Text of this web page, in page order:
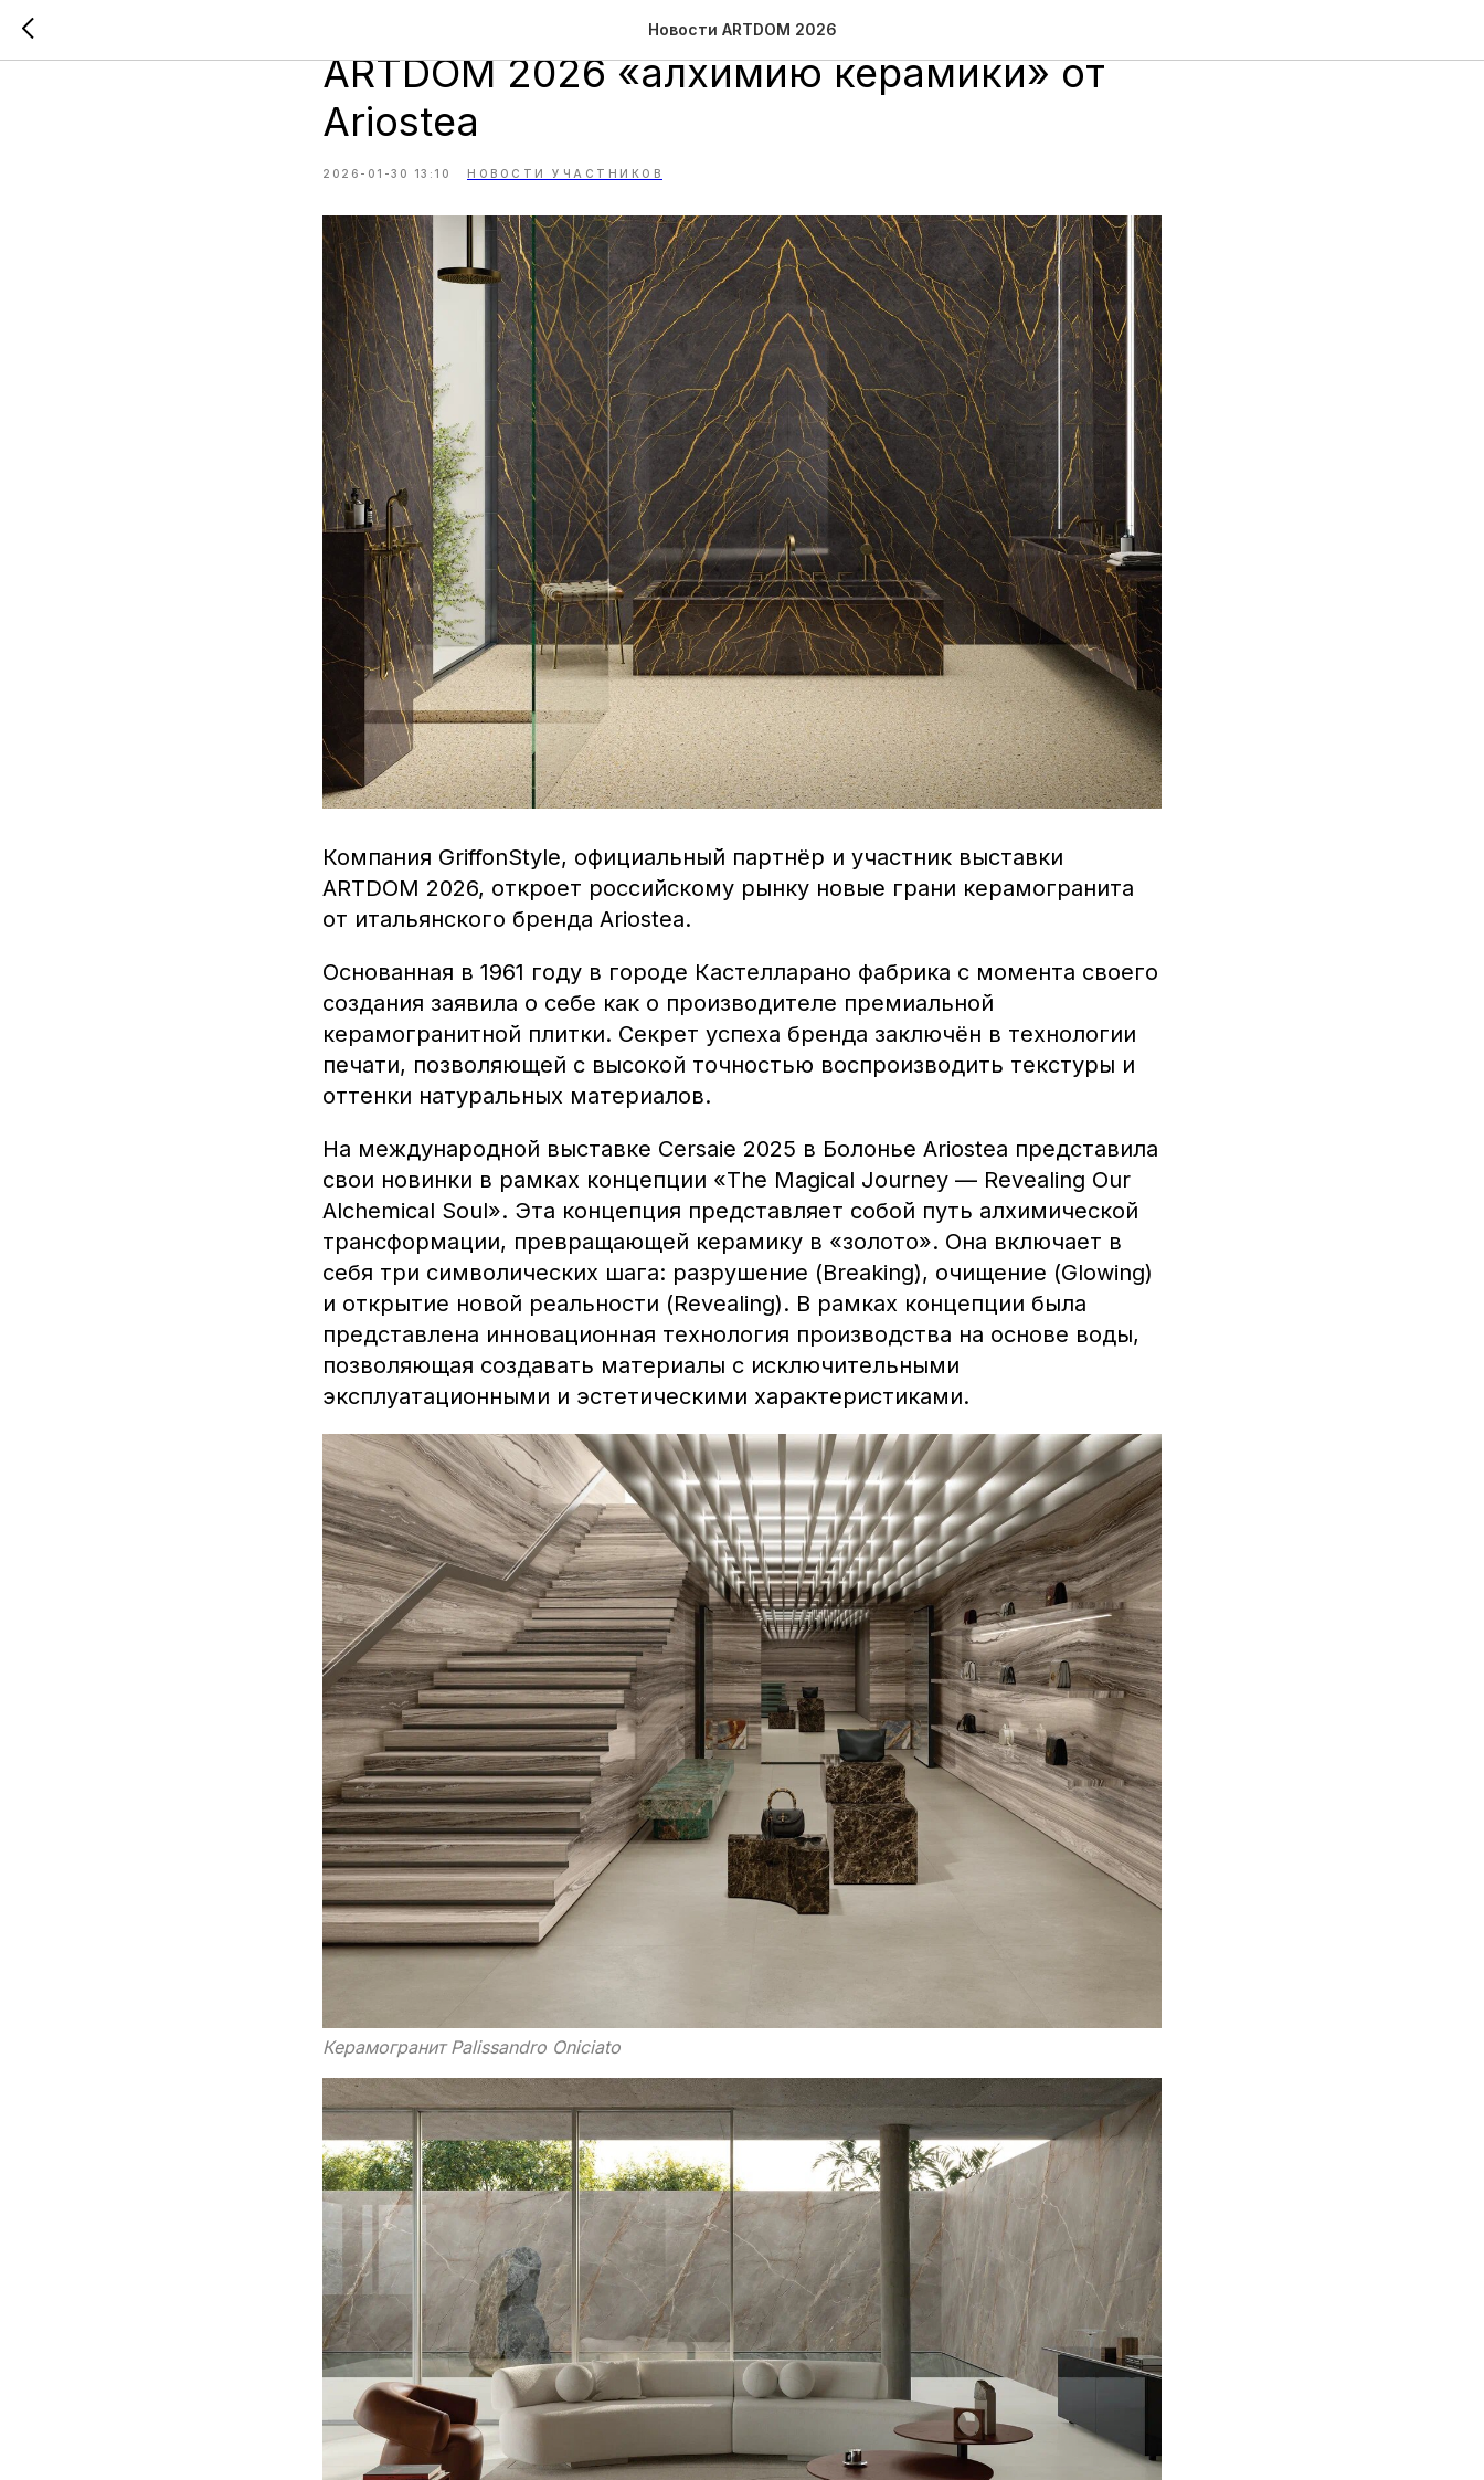
Новости ARTDOM 2026
Компания GriffonStyle представит на
ARTDOM 2026 «алхимию керамики» от
Ariostea
2026-01-30 13:10 НОВОСТИ УЧАСТНИКОВ
Компания GriffonStyle, официальный партнёр и участник выставки
ARTDOM 2026, откроет российскому рынку новые грани керамогранита
от итальянского бренда Ariostea.
Основанная в 1961 году в городе Кастелларано фабрика с момента своего
создания заявила о себе как о производителе премиальной
керамогранитной плитки. Секрет успеха бренда заключён в технологии
печати, позволяющей с высокой точностью воспроизводить текстуры и
оттенки натуральных материалов.
На международной выставке Cersaie 2025 в Болонье Ariostea представила
свои новинки в рамках концепции «The Magical Journey — Revealing Our
Alchemical Soul». Эта концепция представляет собой путь алхимической
трансформации, превращающей керамику в «золото». Она включает в
себя три символических шага: разрушение (Breaking), очищение (Glowing)
и открытие новой реальности (Revealing). В рамках концепции была
представлена инновационная технология производства на основе воды,
позволяющая создавать материалы с исключительными
эксплуатационными и эстетическими характеристиками.
Керамогранит Palissandro Oniciato